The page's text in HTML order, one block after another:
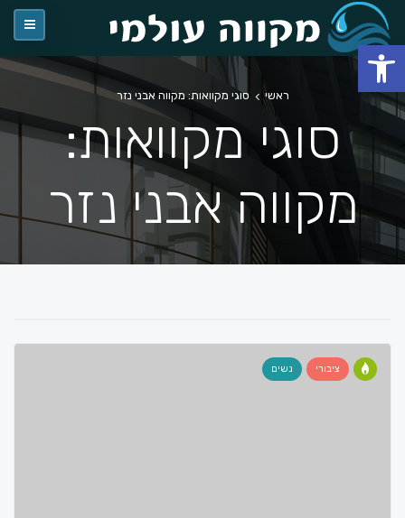
ראשי סוגי מקוואות: מקווה אבני נזר
סוגי מקוואות:
מקווה אבני נזר
ציבורי נשים
פתח סרגל נגישות